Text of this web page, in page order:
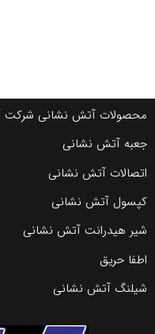
محصولات آتش نشانی شرکت
جعبه آتش نشانی
اتصالات آتش نشانی
کپسول آتش نشانی
شیر هیدرانت آتش نشانی
اطفا حریق
شیلنگ آتش نشانی